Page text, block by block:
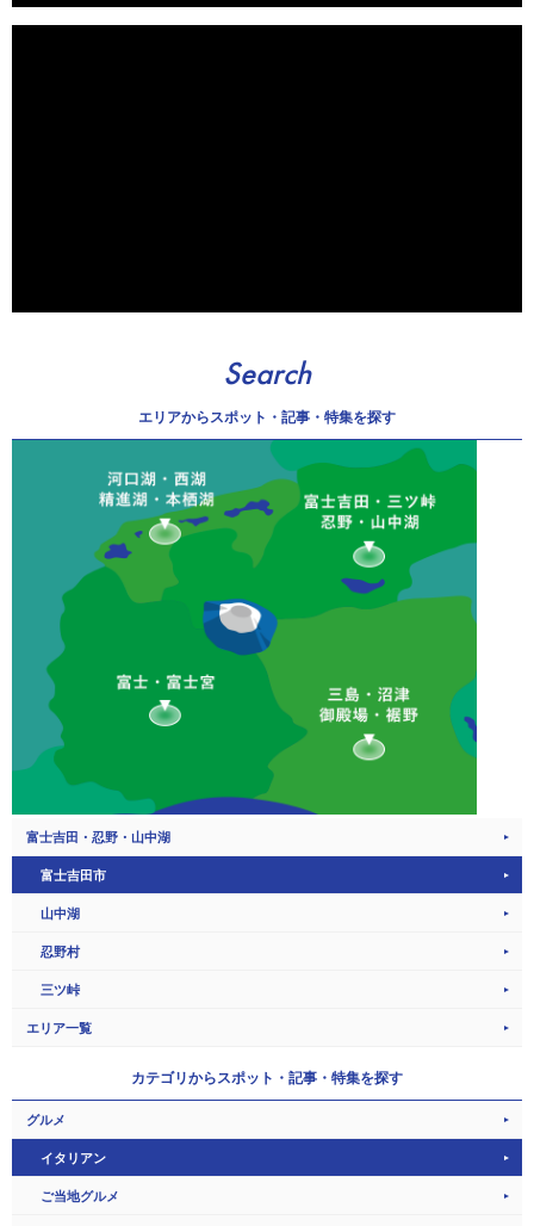
Search
エリアからスポット・記事・特集を探す
富士吉田・忍野・山中湖
富士吉田市
山中湖
忍野村
三ツ峠
エリア一覧
カテゴリからスポット・記事・特集を探す
グルメ
イタリアン
ご当地グルメ